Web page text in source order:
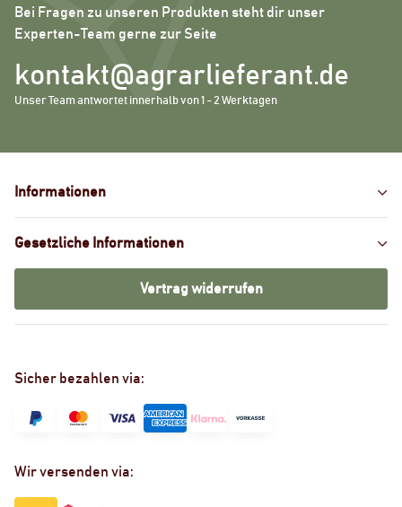
Bei Fragen zu unseren Produkten steht dir unser
Experten-Team gerne zur Seite
kontakt@agrarlieferant.de
Unser Team antwortet innerhalb von 1 - 2 Werktagen
Informationen
Gesetzliche Informationen
Vertrag widerrufen
Sicher bezahlen via:
Wir versenden via: